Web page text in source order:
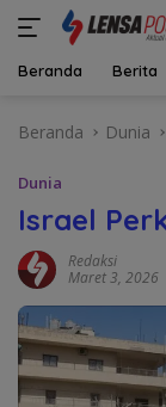
Beranda Berita
Beranda Dunia
Dunia
Israel
Redaksi
Maret 3, 2026